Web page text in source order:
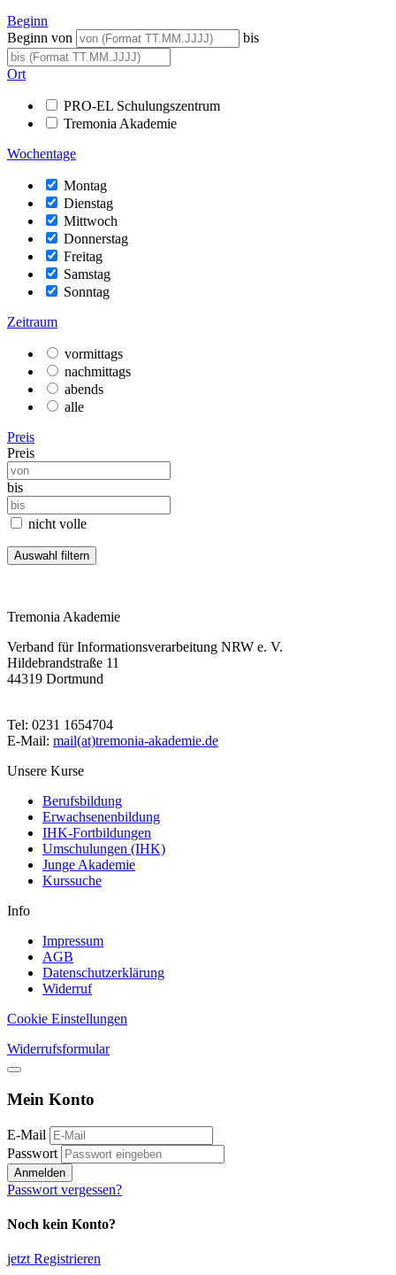
Beginn
Beginn von
bis
Ort
PRO-EL Schulungszentrum
Tremonia Akademie
Wochentage
Montag
Dienstag
Mittwoch
Donnerstag
Freitag
Samstag
Sonntag
Zeitraum
vormittags
nachmittags
abends
alle
Preis
Preis
bis
nicht volle
Tremonia Akademie
Verband für Informationsverarbeitung NRW e. V.
Hildebrandstraße 11
44319 Dortmund
Tel: 0231 1654704
E-Mail: mail(at)tremonia-akademie.de
Unsere Kurse
Berufsbildung
Erwachsenenbildung
IHK-Fortbildungen
Umschulungen (IHK)
Junge Akademie
Kurssuche
Info
Impressum
AGB
Datenschutzerklärung
Widerruf
Cookie Einstellungen
Widerrufsformular
Mein Konto
E-Mail
Passwort
Anmelden
Passwort vergessen?
Noch kein Konto?
jetzt Registrieren